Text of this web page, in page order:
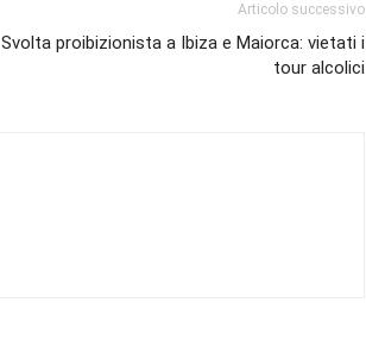
Articolo successivo
Svolta proibizionista a Ibiza e Maiorca: vietati i
tour alcolici